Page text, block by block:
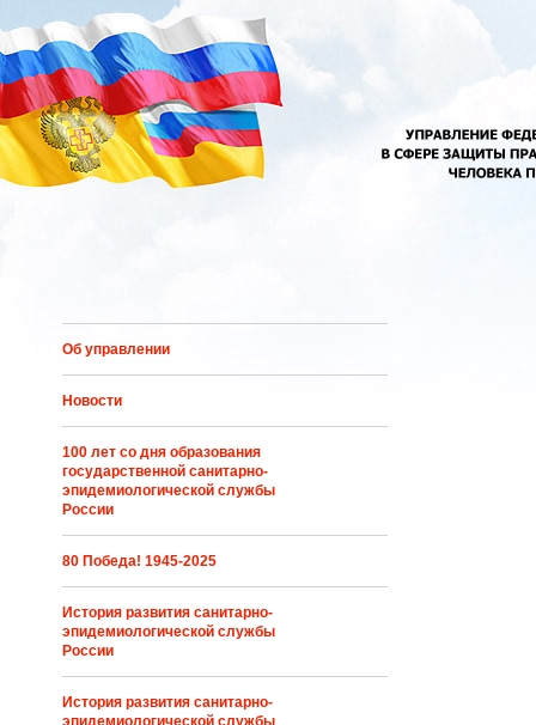
Перейти к основному содержанию
Об управлении
Новости
100 лет со дня образования
государственной санитарно-
эпидемиологической службы
России
80 Победа! 1945-2025
История развития санитарно-
эпидемиологической службы
России
История развития санитарно-